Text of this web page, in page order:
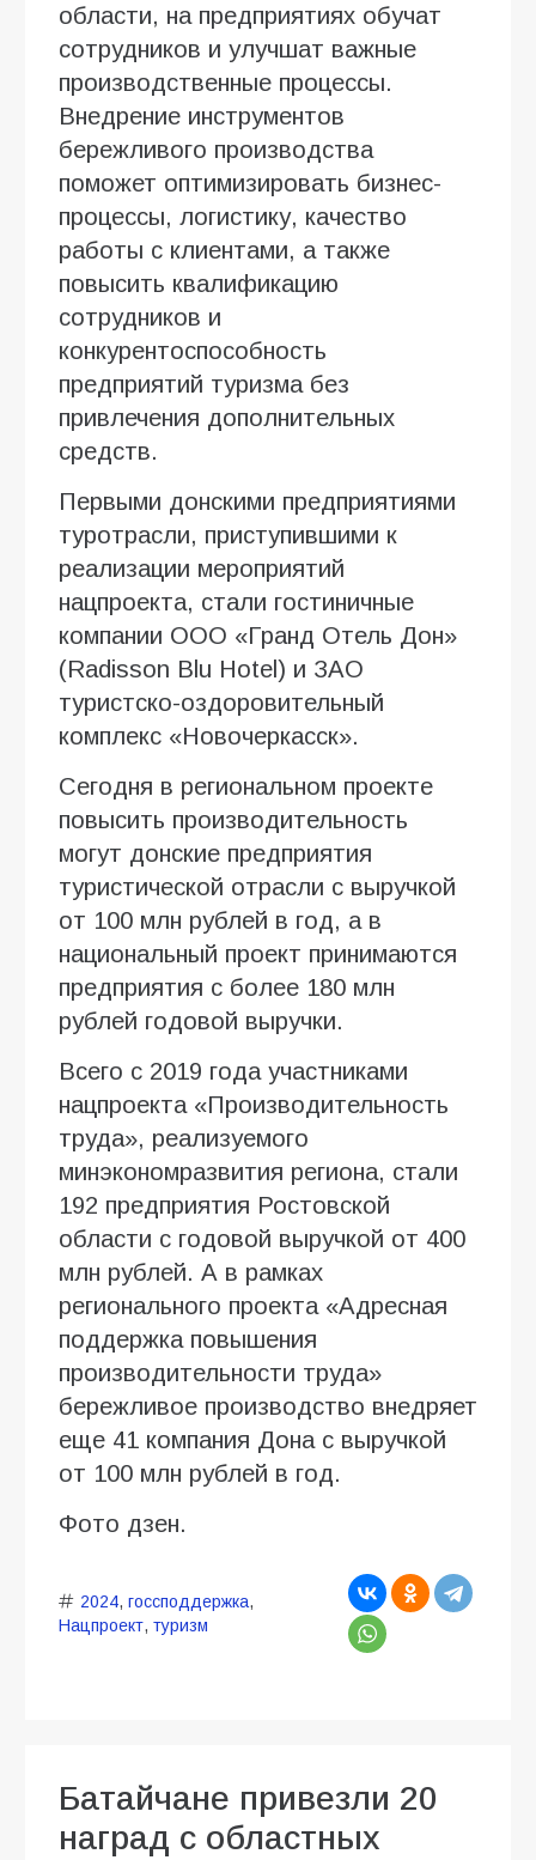
области, на предприятиях обучат
сотрудников и улучшат важные
производственные процессы.
Внедрение инструментов
бережливого производства
поможет оптимизировать бизнес-
процессы, логистику, качество
работы с клиентами, а также
повысить квалификацию
сотрудников и
конкурентоспособность
предприятий туризма без
привлечения дополнительных
средств.
Первыми донскими предприятиями
туротрасли, приступившими к
реализации мероприятий
нацпроекта, стали гостиничные
компании ООО «Гранд Отель Дон»
(Radisson Blu Hotel) и ЗАО
туристско-оздоровительный
комплекс «Новочеркасск».
Сегодня в региональном проекте
повысить производительность
могут донские предприятия
туристической отрасли с выручкой
от 100 млн рублей в год, а в
национальный проект принимаются
предприятия с более 180 млн
рублей годовой выручки.
Всего с 2019 года участниками
нацпроекта «Производительность
труда», реализуемого
минэкономразвития региона, стали
192 предприятия Ростовской
области с годовой выручкой от 400
млн рублей. А в рамках
регионального проекта «Адресная
поддержка повышения
производительности труда»
бережливое производство внедряет
еще 41 компания Дона с выручкой
от 100 млн рублей в год.
Фото дзен.
2024, госсподдержка,
Нацпроект, туризм
Батайчане привезли 20
наград с областных